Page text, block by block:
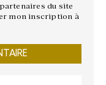
du site
mon inscription à